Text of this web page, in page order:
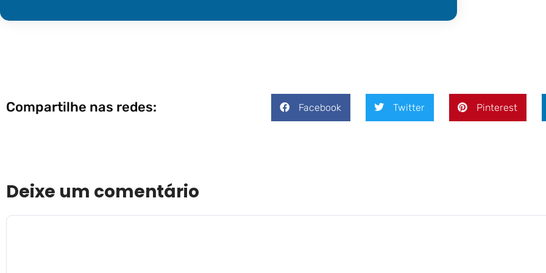
Compartilhe nas redes: Facebook Twitter Pinterest
Deixe um comentário